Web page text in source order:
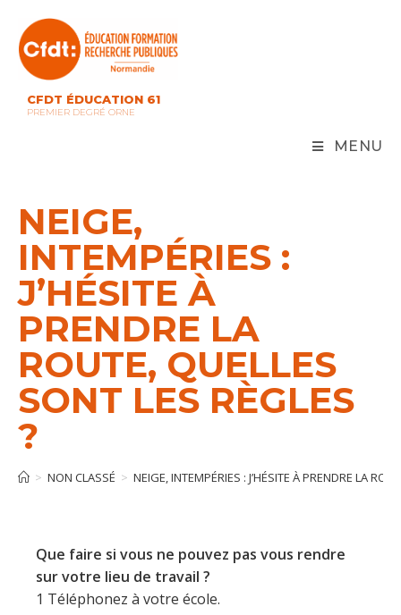
content
CFDT ÉDUCATION 61
PREMIER DEGRÉ ORNE
MENU
NEIGE,
INTEMPÉRIES :
J’HÉSITE À
PRENDRE LA
ROUTE, QUELLES
SONT LES RÈGLES
?
> NON CLASSÉ > NEIGE, INTEMPÉRIES : J’HÉSITE À PRENDRE LA
Que faire si vous ne pouvez pas vous rendre
sur votre lieu de travail ?
1 Téléphonez à votre école.